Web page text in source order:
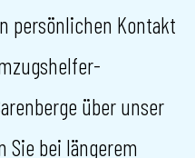
persönlichen Kontakt
über unser
Sie bei längerem